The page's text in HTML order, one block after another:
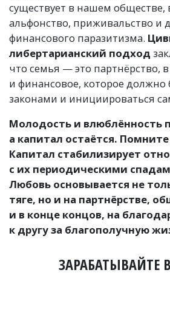
существует в нашем обществе,
альфонство, приживальство и
финансового паразитизма.
либертарианский подход
что семья — это партнёрство,
и финансовое, которое
законами и инициироваться
Молодость и влюблённость
а капитал остаётся.
Капитал стабилизирует
с их периодическими
Любовь основывается не
тяге, но и на партнёрстве,
и в конце концов, на
к другу за благополучную
ЗАРАБАТЫВАЙТЕ